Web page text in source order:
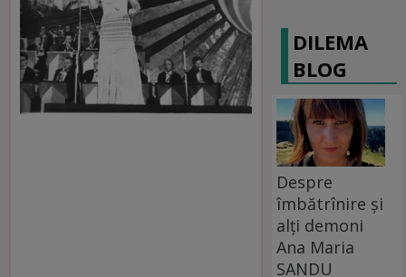
DILEMA
BLOG
Despre
îmbătrînire și
alți demoni
Ana Maria
SANDU